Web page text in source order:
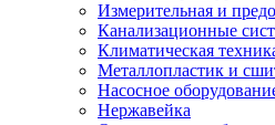
Измерительная и
Канализационные
Климатическая
Металлопластик и
Насосное
Нержавейка